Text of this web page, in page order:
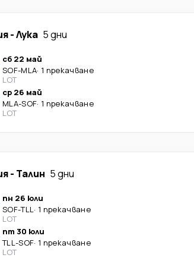
-Лука 5 дни
сб 22 май
SOF-MLA· 1 прекачване
LOT
ср 26 май
MLA-SOF· 1 прекачване
LOT
- Талин 5 дни
пн 26 юли
SOF-TLL· 1 прекачване
LOT
пт 30 юли
TLL-SOF· 1 прекачване
LOT